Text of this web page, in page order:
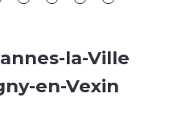
la-Ville
en-Vexin